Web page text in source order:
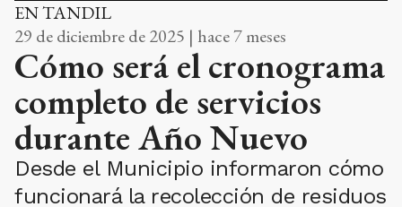
EN TANDIL
29 de diciembre de 2025 | hace 7 meses
Cómo será el cronograma
completo de servicios
durante Año Nuevo
Desde el Municipio informaron cómo
funcionará la recolección de residuos